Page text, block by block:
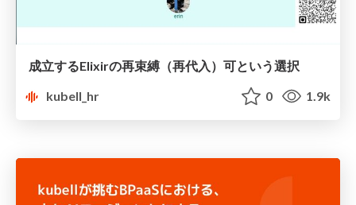
成立するElixirの再束縛（再代入）可という選択
kubell_hr
0 1.9k